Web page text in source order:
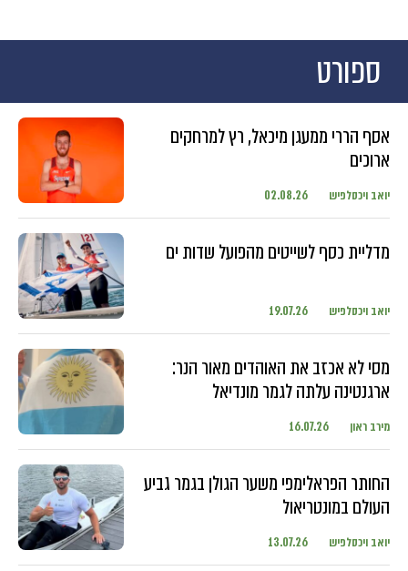
ספורט
אסף הררי ממעגן מיכאל, רץ למרחקים
ארוכים
יואב ויכסלפיש 02.08.26
מדליית כסף לשייטים מהפועל שדות ים
יואב ויכסלפיש 19.07.26
מסי לא אכזב את האוהדים מאור הנר:
ארגנטינה עלתה לגמר מונדיאל
מירב ראון 16.07.26
החותר הפראלימפי משער הגולן בגמר גביע
העולם במונטריאול
יואב ויכסלפיש 13.07.26